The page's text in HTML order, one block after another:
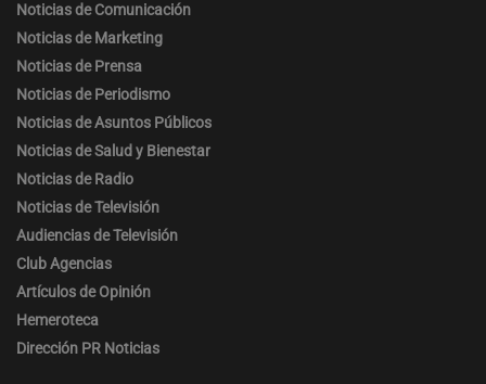
Noticias de Comunicación
Noticias de Marketing
Noticias de Prensa
Noticias de Periodismo
Noticias de Asuntos Públicos
Noticias de Salud y Bienestar
Noticias de Radio
Noticias de Televisión
Audiencias de Televisión
Club Agencias
Artículos de Opinión
Hemeroteca
Dirección PR Noticias